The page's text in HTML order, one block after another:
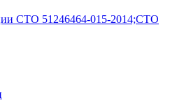
СТО 51246464-015-2014;СТО